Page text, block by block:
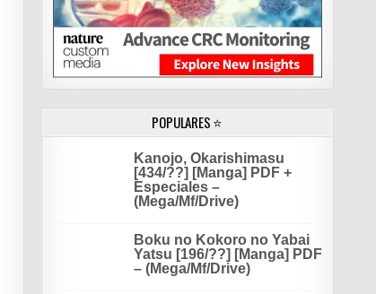
POPULARES ⭐
Kanojo, Okarishimasu
[434/??] [Manga] PDF +
Especiales –
(Mega/Mf/Drive)
Boku no Kokoro no Yabai
Yatsu [196/??] [Manga] PDF
– (Mega/Mf/Drive)